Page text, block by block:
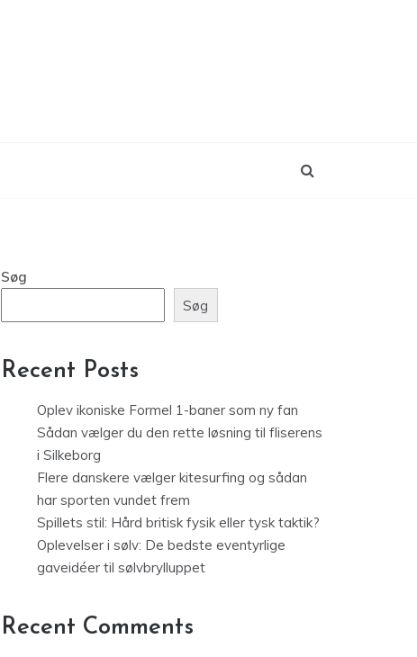
Søg
Søg
Recent Posts
Oplev ikoniske Formel 1-baner som ny fan
Sådan vælger du den rette løsning til fliserens
i Silkeborg
Flere danskere vælger kitesurfing og sådan
har sporten vundet frem
Spillets stil: Hård britisk fysik eller tysk taktik?
Oplevelser i sølv: De bedste eventyrlige
gaveidéer til sølvbrylluppet
Recent Comments